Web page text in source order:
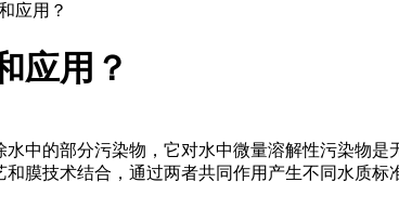
应用？
应用？
的部分污染物，它对水中微量溶解性污染物是
膜技术结合，通过两者共同作用产生不同水质标